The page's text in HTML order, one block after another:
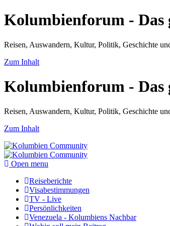
Kolumbienforum - Das
Reisen, Auswandern, Kultur, Politik, Geschichte
Zum Inhalt
Kolumbienforum - Das
Reisen, Auswandern, Kultur, Politik, Geschichte
Zum Inhalt
Open menu
Reiseberichte
Visabestimmungen
TV - Live
Persönlichkeiten
Venezuela - Kolumbiens Nachbar